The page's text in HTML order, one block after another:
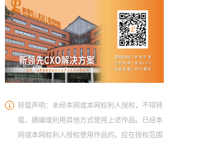
转载声明：未经本网或本网权利人授权，不得转
载、摘编或利用其他方式使用上述作品。已经本
网或本网权利人授权使用作品的，应在授权范围